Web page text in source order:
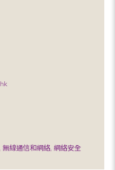
線通信和網絡, 網絡安全